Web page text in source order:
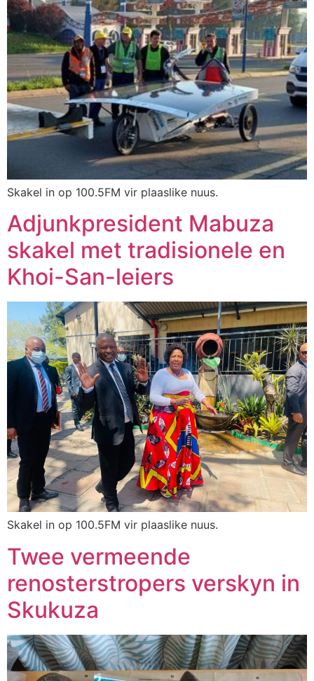
Skakel in op 100.5FM vir plaaslike nuus.
Adjunkpresident Mabuza
skakel met tradisionele en
Khoi-San-leiers
Skakel in op 100.5FM vir plaaslike nuus.
Twee vermeende
renosterstropers verskyn in
Skukuza